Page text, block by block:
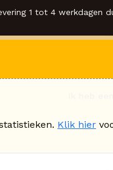
1 tot 4 werkdagen
Klik hier